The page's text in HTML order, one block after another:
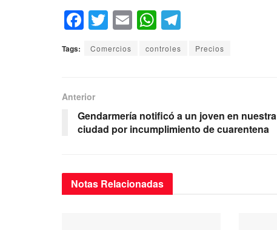
F
a
c
b
o
o
T
wi
tt
E
m
ail
W
h
at
p
p
m
Tags: Comercios controles Precios
Anterior
Gendarmería notificó a un joven en nuestra
ciudad por incumplimiento de cuarentena
Notas Relacionadas